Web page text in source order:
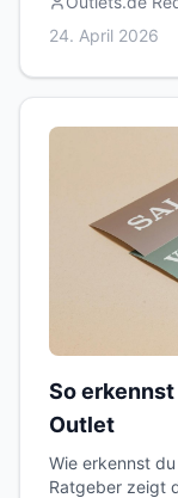
24. April 2026
So
Outlet
Wie erkennst
Ratgeber zeigt